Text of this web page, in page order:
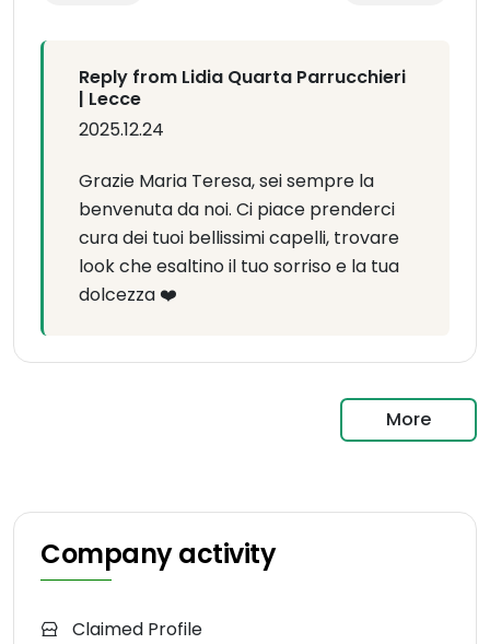
Reply from Lidia Quarta Parrucchieri
| Lecce
2025.12.24
Grazie Maria Teresa, sei sempre la
benvenuta da noi. Ci piace prenderci
cura dei tuoi bellissimi capelli, trovare
look che esaltino il tuo sorriso e la tua
dolcezza ❤️
More
Company activity
Claimed Profile